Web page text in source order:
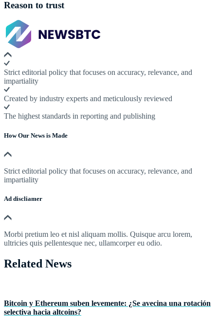
Reason to trust
Strict editorial policy that focuses on accuracy, relevance, and
impartiality
Created by industry experts and meticulously reviewed
The highest standards in reporting and publishing
How Our News is Made
Strict editorial policy that focuses on accuracy, relevance, and
impartiality
Ad discliamer
Morbi pretium leo et nisl aliquam mollis. Quisque arcu lorem,
ultricies quis pellentesque nec, ullamcorper eu odio.
Related News
Bitcoin y Ethereum suben levemente: ¿Se avecina una rotación
selectiva hacia altcoins?